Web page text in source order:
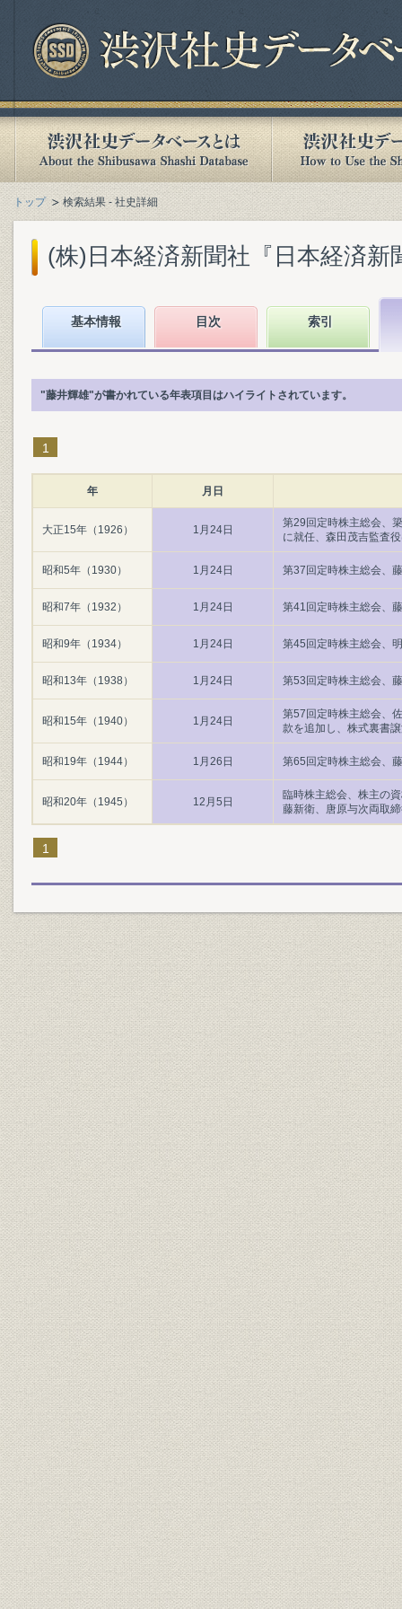
トップ 検索結果 - 社史詳細
(株)日本経済新聞社『日本経済新
基本情報 目次 索引
"藤井輝雄"が書かれている年表項目はハイライトされています。
1
年 月日
大正15年（1926） 1月24日
第29回定時株主総会、
に就任、森田茂吉監査
昭和5年（1930） 1月24日 第37回定時株主総会、
昭和7年（1932） 1月24日 第41回定時株主総会、
昭和9年（1934） 1月24日 第45回定時株主総会、
昭和13年（1938） 1月24日 第53回定時株主総会、
昭和15年（1940） 1月24日
第57回定時株主総会、
款を追加し、株式裏書
昭和19年（1944） 1月26日 第65回定時株主総会、
昭和20年（1945） 12月5日
臨時株主総会、株主の
藤新衛、唐原与次両取
1